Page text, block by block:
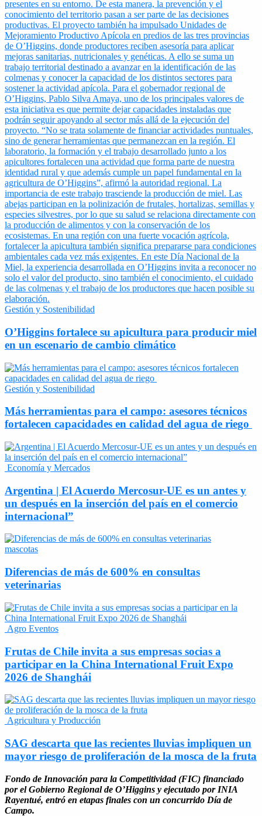
Gestión y Sostenibilidad
O’Higgins fortalece su apicultura para producir miel
en un escenario de cambio climático
Gestión y Sostenibilidad
Más herramientas para el campo: asesores técnicos
fortalecen capacidades en calidad del agua de riego
Economía y Mercados
Argentina | El Acuerdo Mercosur-UE es un antes y
un después en la inserción del país en el comercio
internacional”
mascotas
Diferencias de más de 600% en consultas
veterinarias
Agro Eventos
Frutas de Chile invita a sus empresas socias a
participar en la China International Fruit Expo
2026 de Shanghái
Agricultura y Producción
SAG descarta que las recientes lluvias impliquen un
mayor riesgo de proliferación de la mosca de la fruta
Fondo de Innovación para la Competitividad (FIC) financiado
por el Gobierno Regional de O’Higgins y ejecutado por INIA
Rayentué, entró en etapas finales con un concurrido Día de
Campo.